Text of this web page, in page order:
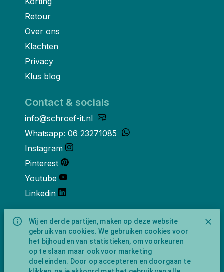
Wij en derde partijen, maken op deze website
gebruik van cookies. We gebruiken cookies voor
het bijhouden van statistieken, om voorkeuren
op te slaan maar ook voor marketing
doeleinden. Door op accepteren en doorgaan te
Retour
Over ons
Klachten
Privacy
Klus blog
Contact & socials
info@schroef-it.nl
Whatsapp: 06 23271085
Instagram
Pinterest
Youtube
Linkedin
Over ons
Schroef-it is een handelsnaam van
NewFeather B.V. geregisteerd onder KVK
nummer 91702593 met BTW-
identificatienummer NL865743009B01.